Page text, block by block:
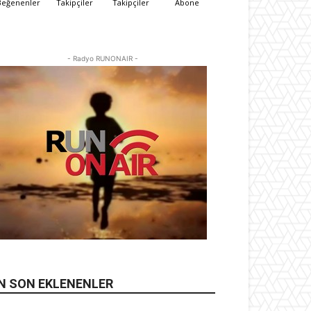
Takipçiler Takipçiler Abone
- Radyo RUNONAIR -
SON EKLENENLER